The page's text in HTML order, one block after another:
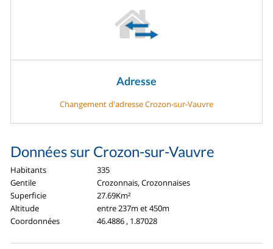
Adresse
Changement d'adresse Crozon-sur-Vauvre
Données sur Crozon-sur-Vauvre
Habitants
335
Gentile
Crozonnais, Crozonnaises
Superficie
27.69Km²
Altitude
entre 237m et 450m
Coordonnées
46.4886 , 1.87028